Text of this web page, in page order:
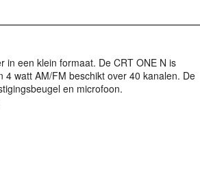
in een klein formaat. De CRT ONE N is
watt AM/FM beschikt over 40 kanalen. De
en microfoon.